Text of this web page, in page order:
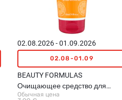
02.08.2026 - 01.09.2026
02.08-01.09
BEAUTY FORMULAS
Очищающее средство для
умывания лица Vitamin C, 150мл
Обычная цена